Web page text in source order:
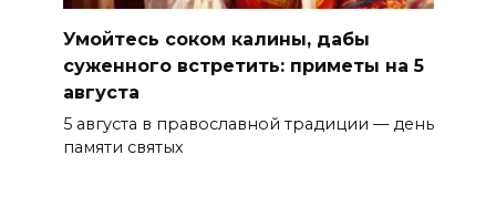
Умойтесь соком калины, дабы
суженного встретить: приметы на 5
августа
5 августа в православной традиции — день
памяти святых